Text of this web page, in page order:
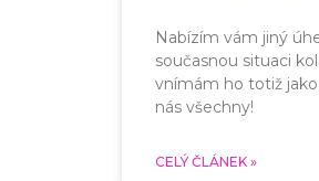
Nabízím vám jiný
současnou situaci
vnímám ho totiž
nás všechny!
CELÝ ČLÁNEK »